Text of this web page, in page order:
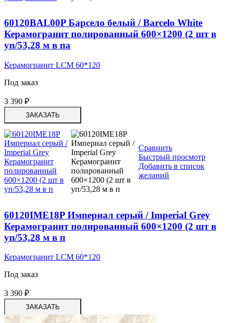
60120BAL00P Барсело белый / Barcelo White
Керамогранит полированный 600×1200 (2 шт в
уп/53,28 м в па
Керамогранит LCM 60*120
Под заказ
3 390 ₽
ЗАКАЗАТЬ
Сравнить
Быстрый просмотр
Добавить в список
желаний
60120IME18P Империал серый / Imperial Grey
Керамогранит полированный 600×1200 (2 шт в
уп/53,28 м в п
Керамогранит LCM 60*120
Под заказ
3 390 ₽
ЗАКАЗАТЬ